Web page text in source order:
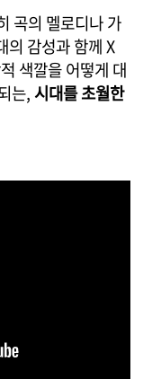
곡의 멜로디나 가
의 감성과 함께 X
색깔을 어떻게 대
는,시대를 초월한